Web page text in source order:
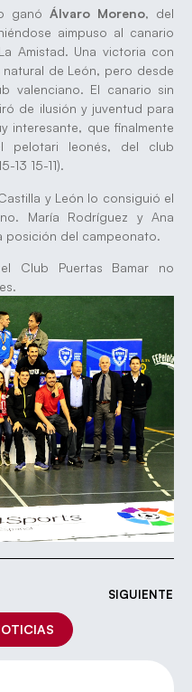
ganó Álvaro Moreno, del
aimpuso al canario
Amistad. Una victoria con
de León, pero desde
valenciano. El canario sin
de ilusión y juventud para
interesante, que finalmente
pelotari leonés, del club
13 15-11).
y León lo consiguió el
María Rodríguez y Ana
posición del campeonato.
Club Puertas Bamar no
SIGUIENTE